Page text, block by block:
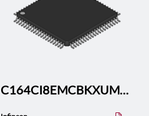
C164CI8EMCBKXUMA1